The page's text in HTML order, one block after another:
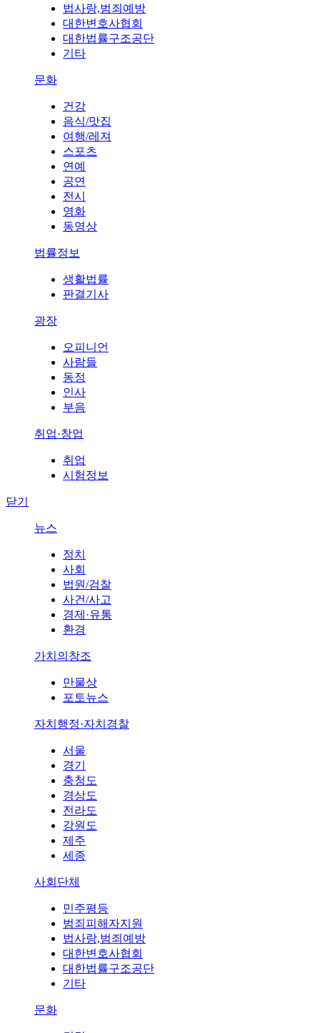
법사랑,범죄예방
대한변호사협회
대한법률구조공단
기타
문화
건강
음식/맛집
여행/레져
스포츠
연예
공연
전시
영화
동영상
법률정보
생활법률
판결기사
광장
오피니언
사람들
동정
인사
부음
취업·창업
취업
시험정보
닫기
뉴스
정치
사회
법원/검찰
사건/사고
경제·유통
환경
가치의창조
만물상
포토뉴스
자치행정·자치경찰
서울
경기
충청도
경상도
전라도
강원도
제주
세종
사회단체
민주평등
범죄피해자지원
법사랑,범죄예방
대한변호사협회
대한법률구조공단
기타
문화